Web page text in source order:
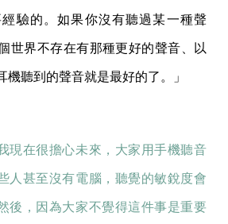
經驗的。如果你沒有聽過某一種聲
世界不存在有那種更好的聲音、以
機聽到的聲音就是最好的了。」
現在很擔心未來，大家用手機聽音
人甚至沒有電腦，聽覺的敏銳度會
後，因為大家不覺得這件事是重要